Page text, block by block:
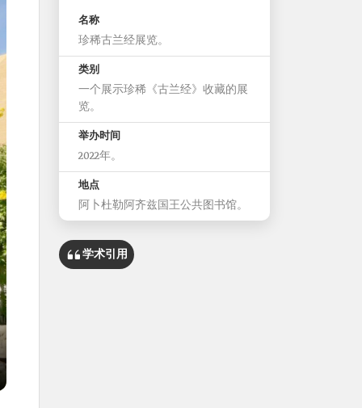
名称
珍稀古兰经展览。
类别
一个展示珍稀《古兰经》收藏的展
览。
举办时间
2022年。
地点
阿卜杜勒阿齐兹国王公共图书馆。
学术引用